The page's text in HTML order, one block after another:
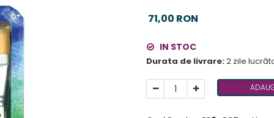
71,00 RON
IN STOC
Durata de livrare:2 zile